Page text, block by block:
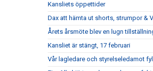
Kansliets öppettider
Dax att hämta ut shorts, strumpor &
Årets årsmöte blev en lugn
Kansliet är stängt, 17 februari
Vår lagledare och styrelseledamot